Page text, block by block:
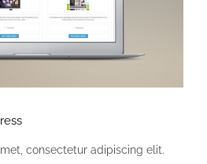
consectetur adipiscing elit.